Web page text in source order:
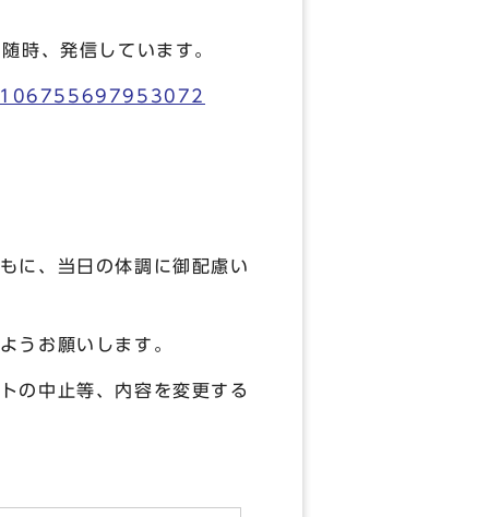
発信しています。
106755697953072
当日の体調に御配慮い
願いします。
止等、内容を変更する